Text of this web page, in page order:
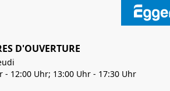
D'OUVERTURE
- 12:00 Uhr; 13:00 Uhr - 17:30 Uhr